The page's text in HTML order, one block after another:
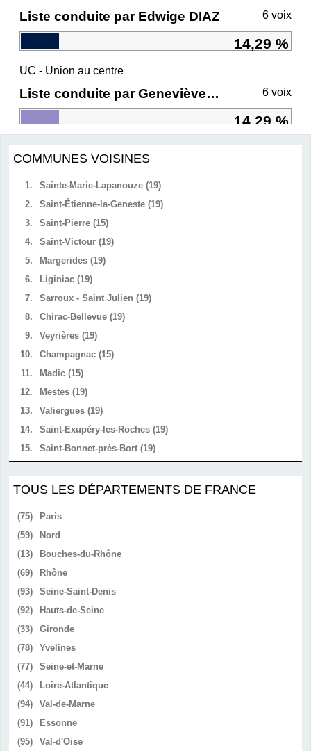
Liste conduite par Edwige DIAZ 6 voix
14,29 %
UC - Union au centre
Liste conduite par Geneviève DARRIEUSSECQ 6 voix
14,29 %
COMMUNES VOISINES
1.
Sainte-Marie-Lapanouze (19)
2.
Saint-Étienne-la-Geneste (19)
3.
Saint-Pierre (15)
4.
Saint-Victour (19)
5.
Margerides (19)
6.
Liginiac (19)
7.
Sarroux - Saint Julien (19)
8.
Chirac-Bellevue (19)
9.
Veyrières (19)
10.
Champagnac (15)
11.
Madic (15)
12.
Mestes (19)
13.
Valiergues (19)
14.
Saint-Exupéry-les-Roches (19)
15.
Saint-Bonnet-près-Bort (19)
TOUS LES DÉPARTEMENTS DE FRANCE
(75)
Paris
(59)
Nord
(13)
Bouches-du-Rhône
(69)
Rhône
(93)
Seine-Saint-Denis
(92)
Hauts-de-Seine
(33)
Gironde
(78)
Yvelines
(77)
Seine-et-Marne
(44)
Loire-Atlantique
(94)
Val-de-Marne
(91)
Essonne
(95)
Val-d'Oise